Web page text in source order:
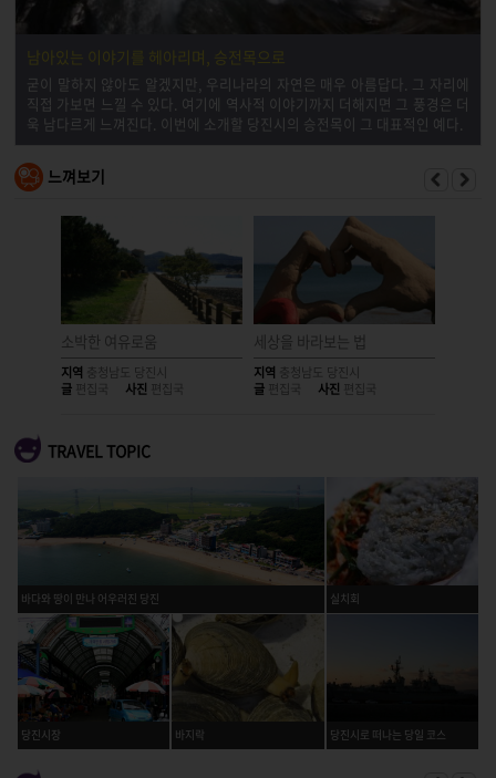
남아있는 이야기를 헤아리며, 승전목으로
굳이 말하지 않아도 알겠지만, 우리나라의 자연은 매우 아름답다. 그 자리에
직접 가보면 느낄 수 있다. 여기에 역사적 이야기까지 더해지면 그 풍경은 더
욱 남다르게 느껴진다. 이번에 소개할 당진시의 승전목이 그 대표적인 예다.
느껴보기
소박한 여유로움
지역 충청남도 당진시
글 편집국 사진 편집국
세상을 바라보는 법
지역 충청남도 당진시
글 편집국 사진 편집국
TRAVEL TOPIC
당진시장 바지락 당진시로 떠나는 당일 코스
바다와 땅이 만나 어우러진 당진 실치회